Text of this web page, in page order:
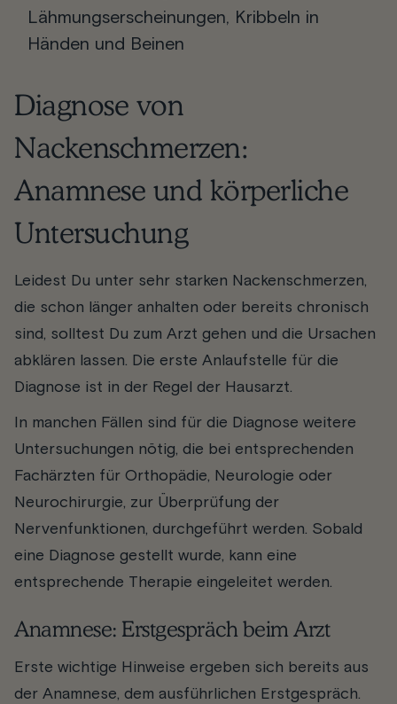
Lähmungserscheinungen, Kribbeln in
Händen und Beinen
Diagnose von
Nackenschmerzen:
Anamnese und körperliche
Untersuchung
Leidest Du unter sehr starken Nackenschmerzen,
die schon länger anhalten oder bereits chronisch
sind, solltest Du zum Arzt gehen und die Ursachen
abklären lassen. Die erste Anlaufstelle für die
Diagnose ist in der Regel der Hausarzt.
In manchen Fällen sind für die Diagnose weitere
Untersuchungen nötig, die bei entsprechenden
Fachärzten für Orthopädie, Neurologie oder
Neurochirurgie, zur Überprüfung der
Nervenfunktionen, durchgeführt werden. Sobald
eine Diagnose gestellt wurde, kann eine
entsprechende Therapie eingeleitet werden.
Anamnese: Erstgespräch beim Arzt
Erste wichtige Hinweise ergeben sich bereits aus
der Anamnese, dem ausführlichen Erstgespräch.